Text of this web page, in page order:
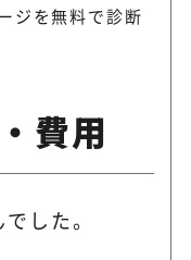
ジを無料で診断
費用
した。